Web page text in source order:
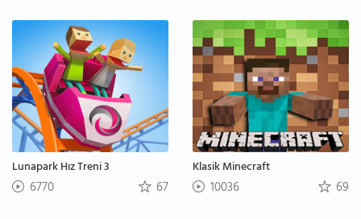
Lunapark Hız Treni 3
6770 67
Klasik Minecraft
10036 69